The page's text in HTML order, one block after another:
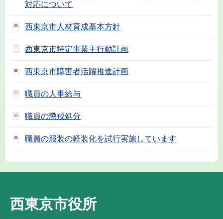
対応について
西東京市人材育成基本方針
西東京市特定事業主行動計画
西東京市障害者活躍推進計画
職員の人事給与
職員の懲戒処分
職員の服装の軽装化を試行実施しています
西東京市役所